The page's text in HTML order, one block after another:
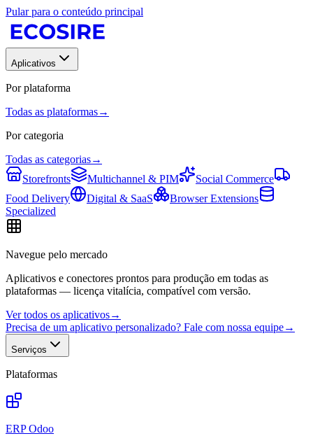
Pular para o conteúdo principal
Aplicativos
Por plataforma
Todas as plataformas→
Por categoria
Todas as categorias→
Storefronts
Multichannel & PIM
Social Commerce
Food Delivery
Digital & SaaS
Browser Extensions
Specialized
Navegue pelo mercado
Aplicativos e conectores prontos para produção em todas as
plataformas — licença vitalícia, compatível com versão.
Ver todos os aplicativos→
Precisa de um aplicativo personalizado? Fale com nossa equipe→
Serviços
Plataformas
ERP Odoo